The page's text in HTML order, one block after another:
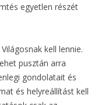
egyetlen részét
kell lennie.
pusztán arra
gondolatait és
és helyreállítást kell